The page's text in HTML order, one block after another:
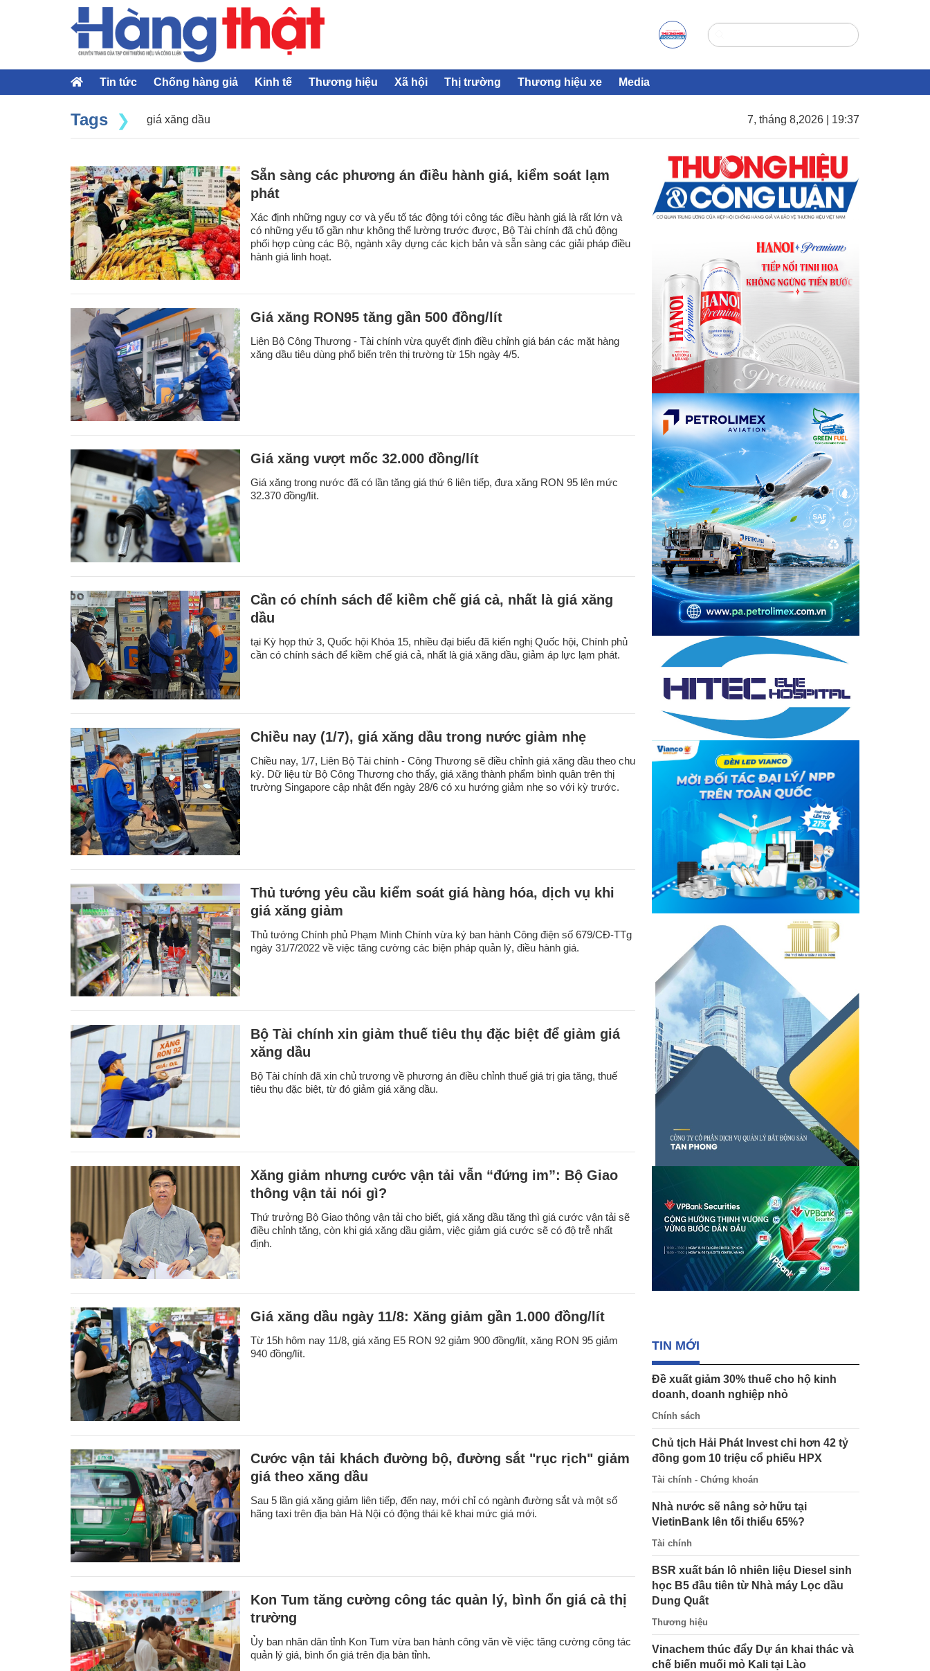
Tin tức Chống hàng giả Kinh tế Thương hiệu Xã hội Thị trường Thương hiệu xe Media
Tags giá xăng dầu 7, tháng 8,2026 | 19:37
Sẵn sàng các phương án điều hành giá, kiểm soát lạm
phát
Xác định những nguy cơ và yếu tố tác động tới công tác điều hành giá là rất lớn và
có những yếu tố gần như không thể lường trước được, Bộ Tài chính đã chủ động
phối hợp cùng các Bộ, ngành xây dựng các kịch bản và sẵn sàng các giải pháp điều
hành giá linh hoạt.
Giá xăng RON95 tăng gần 500 đồng/lít
Liên Bộ Công Thương - Tài chính vừa quyết định điều chỉnh giá bán các mặt hàng
xăng dầu tiêu dùng phổ biến trên thị trường từ 15h ngày 4/5.
Giá xăng vượt mốc 32.000 đồng/lít
Giá xăng trong nước đã có lần tăng giá thứ 6 liên tiếp, đưa xăng RON 95 lên mức
32.370 đồng/lít.
Cần có chính sách để kiềm chế giá cả, nhất là giá xăng
dầu
tại Kỳ họp thứ 3, Quốc hội Khóa 15, nhiều đại biểu đã kiến nghị Quốc hội, Chính phủ
cần có chính sách để kiềm chế giá cả, nhất là giá xăng dầu, giảm áp lực lạm phát.
Chiều nay (1/7), giá xăng dầu trong nước giảm nhẹ
Chiều nay, 1/7, Liên Bộ Tài chính - Công Thương sẽ điều chỉnh giá xăng dầu theo chu
kỳ. Dữ liệu từ Bộ Công Thương cho thấy, giá xăng thành phẩm bình quân trên thị
trường Singapore cập nhật đến ngày 28/6 có xu hướng giảm nhẹ so với kỳ trước.
Thủ tướng yêu cầu kiểm soát giá hàng hóa, dịch vụ khi
giá xăng giảm
Thủ tướng Chính phủ Phạm Minh Chính vừa ký ban hành Công điện số 679/CĐ-TTg
ngày 31/7/2022 về việc tăng cường các biện pháp quản lý, điều hành giá.
Bộ Tài chính xin giảm thuế tiêu thụ đặc biệt để giảm giá
xăng dầu
Bộ Tài chính đã xin chủ trương về phương án điều chỉnh thuế giá trị gia tăng, thuế
tiêu thụ đặc biệt, từ đó giảm giá xăng dầu.
Xăng giảm nhưng cước vận tải vẫn “đứng im”: Bộ Giao
thông vận tải nói gì?
Thứ trưởng Bộ Giao thông vận tải cho biết, giá xăng dầu tăng thì giá cước vận tải sẽ
điều chỉnh tăng, còn khi giá xăng dầu giảm, việc giảm giá cước sẽ có độ trễ nhất
định.
Giá xăng dầu ngày 11/8: Xăng giảm gần 1.000 đồng/lít
Từ 15h hôm nay 11/8, giá xăng E5 RON 92 giảm 900 đồng/lít, xăng RON 95 giảm
940 đồng/lít.
Cước vận tải khách đường bộ, đường sắt "rục rịch" giảm
giá theo xăng dầu
Sau 5 lần giá xăng giảm liên tiếp, đến nay, mới chỉ có ngành đường sắt và một số
hãng taxi trên địa bàn Hà Nội có động thái kê khai mức giá mới.
Kon Tum tăng cường công tác quản lý, bình ổn giá cả thị
trường
Ủy ban nhân dân tỉnh Kon Tum vừa ban hành công văn về việc tăng cường công tác
quản lý giá, bình ổn giá trên địa bàn tỉnh.
TIN MỚI
Đề xuất giảm 30% thuế cho hộ kinh
doanh, doanh nghiệp nhỏ
Chính sách
Chủ tịch Hải Phát Invest chi hơn 42 tỷ
đồng gom 10 triệu cổ phiếu HPX
Tài chính - Chứng khoán
Nhà nước sẽ nâng sở hữu tại
VietinBank lên tối thiểu 65%?
Tài chính
BSR xuất bán lô nhiên liệu Diesel sinh
học B5 đầu tiên từ Nhà máy Lọc dầu
Dung Quất
Thương hiệu
Vinachem thúc đẩy Dự án khai thác và
chế biến muối mỏ Kali tại Lào